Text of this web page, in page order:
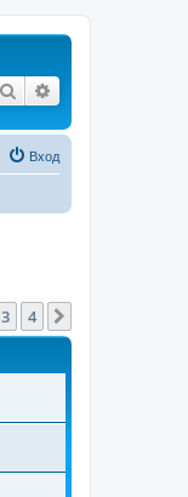
Поиск
Вход
3 4